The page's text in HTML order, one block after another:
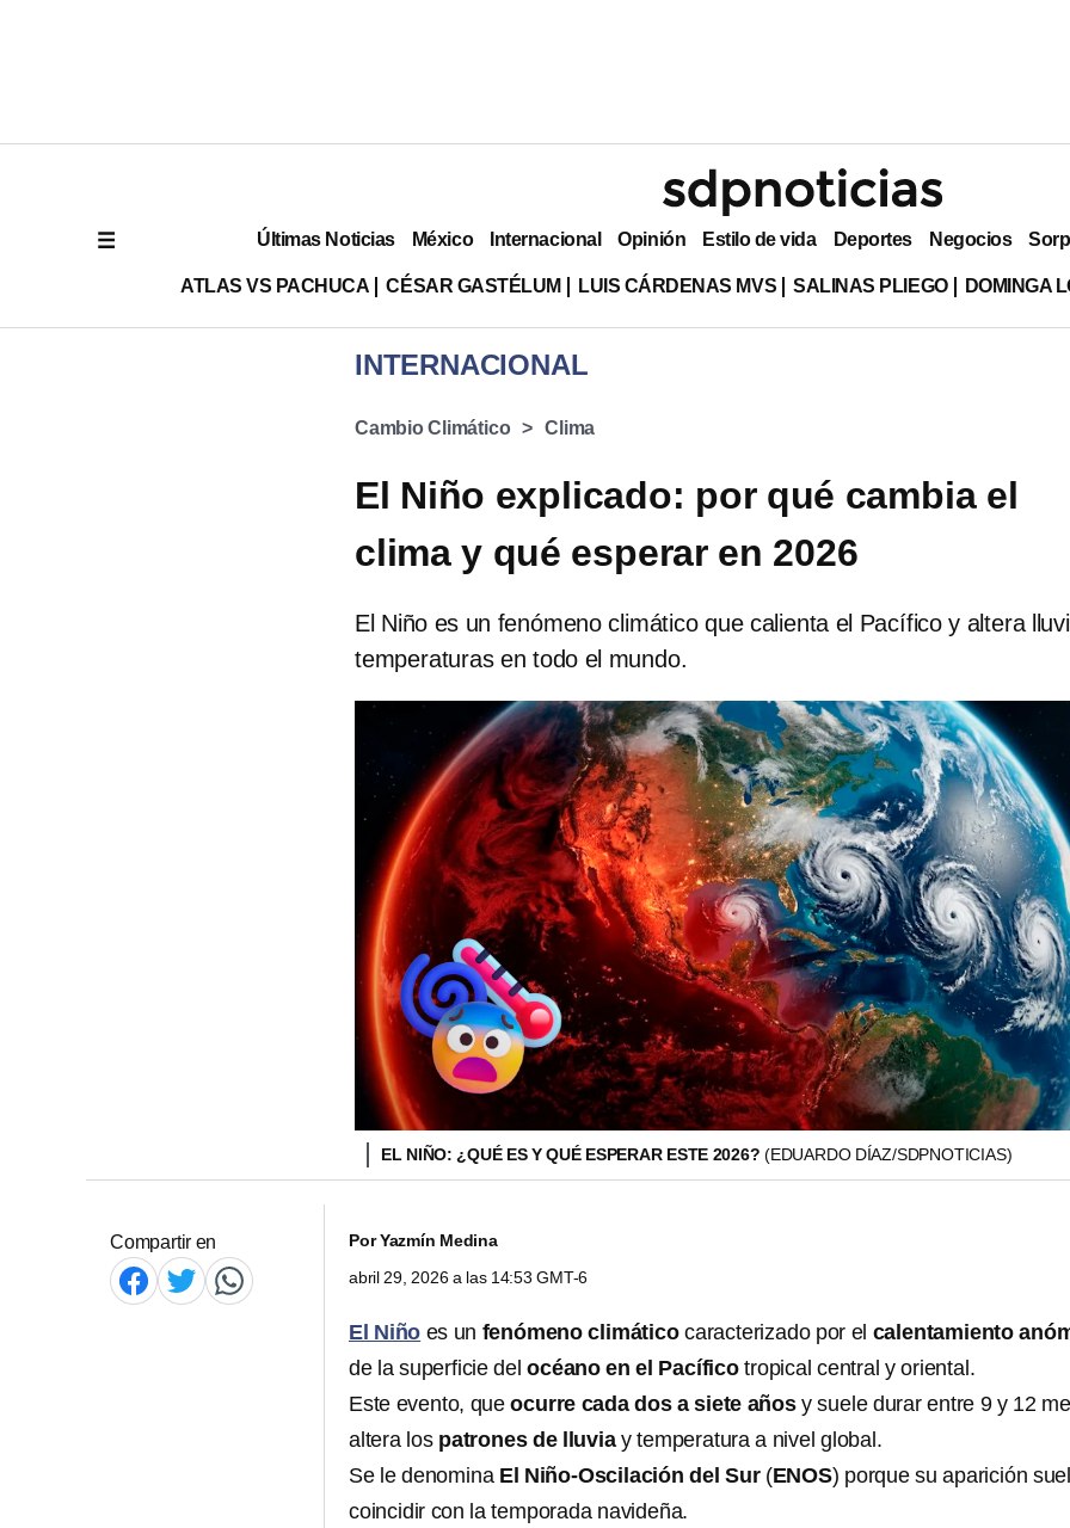
Últimas Noticias México Internacional Opinión Estilo de vida Deportes Negocios
ATLAS VS PACHUCA CÉSAR GASTÉLUM LUIS CÁRDENAS MVS SALINAS PLIEGO DOMINGA
INTERNACIONAL
Cambio Climático Clima
El Niño explicado: por qué cambia el
clima y qué esperar en 2026
El Niño es un fenómeno climático que calienta el Pacífico y altera
temperaturas en todo el mundo.
EL NIÑO: ¿QUÉ ES Y QUÉ ESPERAR ESTE 2026? (EDUARDO DÍAZ/SDPNOTICIAS)
Compartir en PorYazmín Medina
abril 29, 2026 a las 14:53 GMT-6
El Niño es un fenómeno climáticocaracterizado por el calentamiento
de la superficie delocéano en el Pacíficotropical central y oriental.
Este evento, queocurre cada dos a siete añosy suele durar entre 9 y 12
altera los patrones de lluviay temperatura a nivel global.
Se le denomina El Niño-Oscilación del Sur(ENOS) porque su aparición
coincidir con la temporada navideña.